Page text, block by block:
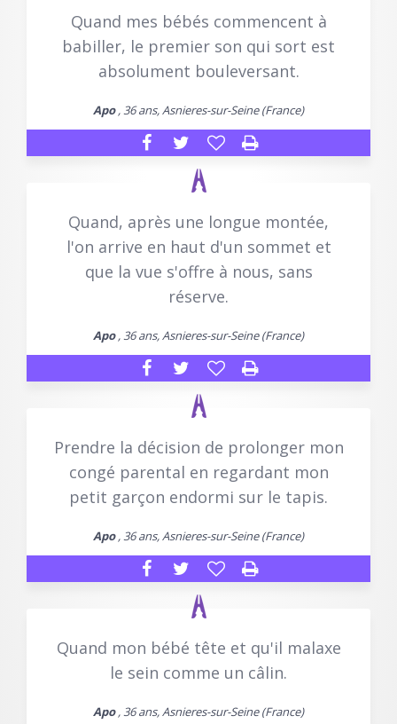
Quand mes bébés commencent à
babiller, le premier son qui sort est
absolument bouleversant.
Apo, 36 ans, Asnieres-sur-Seine (France)
Quand, après une longue montée,
l'on arrive en haut d'un sommet et
que la vue s'offre à nous, sans
réserve.
Apo, 36 ans, Asnieres-sur-Seine (France)
Prendre la décision de prolonger mon
congé parental en regardant mon
petit garçon endormi sur le tapis.
Apo, 36 ans, Asnieres-sur-Seine (France)
Quand mon bébé tête et qu'il malaxe
le sein comme un câlin.
Apo, 36 ans, Asnieres-sur-Seine (France)